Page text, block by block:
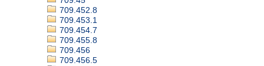
709.452.8
709.453.1
709.454.7
709.455.8
709.456
709.456.5